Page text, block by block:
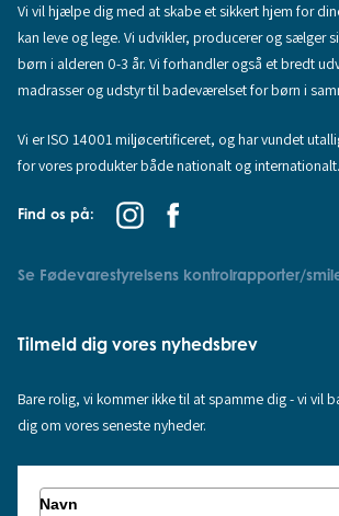
Vi vil hjælpe dig med at skabe et sikkert hjem for
kan leve og lege. Vi udvikler, producerer og sælger
børn i alderen 0-3 år. Vi forhandler også et bredt
madrasser og udstyr til badeværelset for børn i
Vi er ISO 14001 miljøcertificeret, og har vundet
for vores produkter både nationalt og internationalt.
Find os på:
Se Fødevarestyrelsens kontrolrapporter/
Tilmeld dig vores nyhedsbrev
Bare rolig, vi kommer ikke til at spamme dig - vi vil
dig om vores seneste nyheder.
Navn